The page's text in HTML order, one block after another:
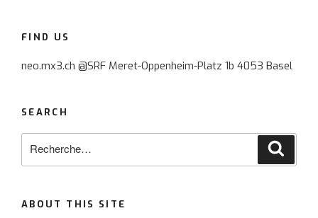
FIND US
neo.mx3.ch @SRF Meret-Oppenheim-Platz 1b 4053 Basel
SEARCH
ABOUT THIS SITE